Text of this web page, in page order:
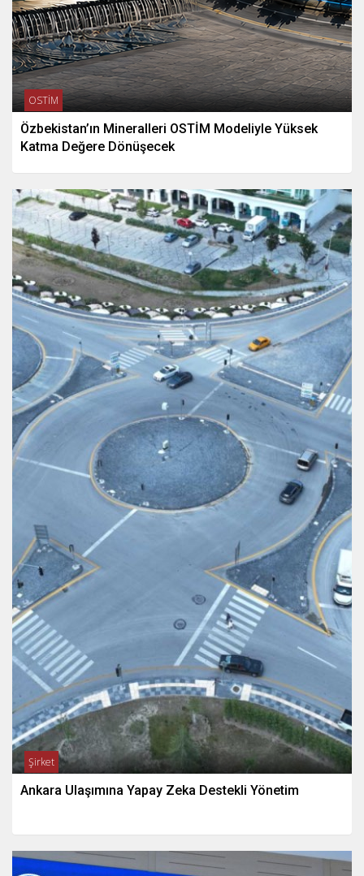
OSTİM
Özbekistan’ın Mineralleri OSTİM Modeliyle Yüksek
Katma Değere Dönüşecek
Şirket
Ankara Ulaşımına Yapay Zeka Destekli Yönetim